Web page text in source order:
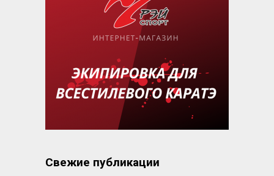
Свежие публикации